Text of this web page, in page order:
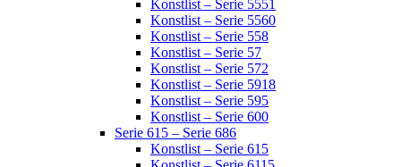
Konstlist – Serie 5551
Konstlist – Serie 5560
Konstlist – Serie 558
Konstlist – Serie 57
Konstlist – Serie 572
Konstlist – Serie 5918
Konstlist – Serie 595
Konstlist – Serie 600
Serie 615 – Serie 686
Konstlist – Serie 615